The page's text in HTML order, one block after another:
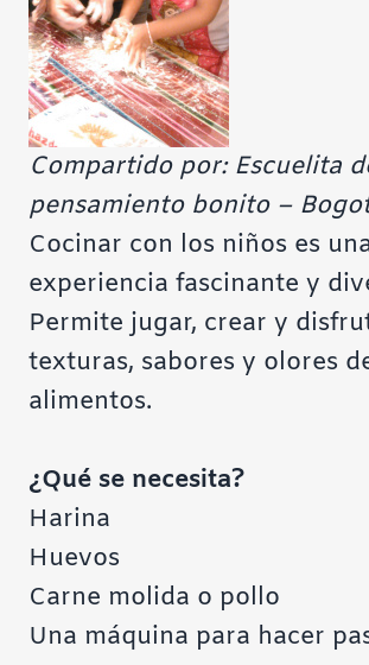
Compartido por: Escuelita
pensamiento bonito –
Cocinar con los niños es
experiencia fascinante y
Permite jugar, crear y
texturas, sabores y olores
alimentos.
¿Qué se necesita?
Harina
Huevos
Carne molida o pollo
Una máquina para hacer